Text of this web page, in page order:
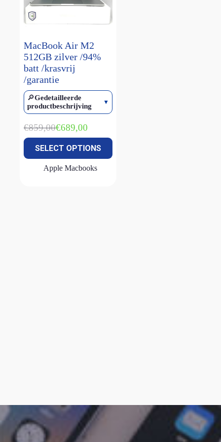
MacBook Air M2
512GB zilver /94%
batt /krasvrij
/garantie
🔎Gedetailleerde
productbeschrijving
€859,00Oorspronkelijke
was:
€859,00.
€689,00
Huidige
is:
€689,00.
SELECT OPTIONS
Apple Macbooks
Magic keyboard
Watch Ultra 1(1)
Watch Ultra 2(4)
Watch Ultra 3
(2)